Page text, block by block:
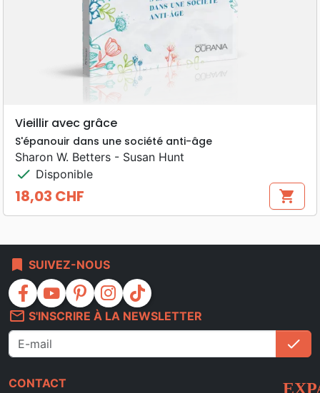
Vieillir avec grâce
S'épanouir dans une société anti-âge
Sharon W. Betters - Susan Hunt
check Disponible
Prix
18,03 CHF shopping_cart
bookmark SUIVEZ-NOUS
facebook youtube pinterest instagram
tiktok
mail_outline S'INSCRIRE À LA NEWSLETTER
check
CONTACT